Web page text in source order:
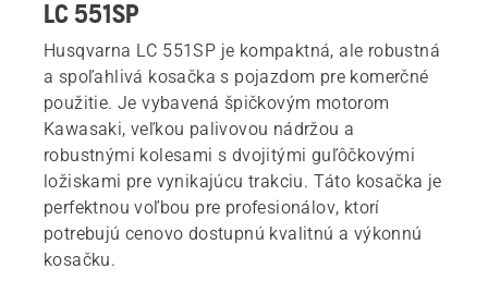
LC 551SP
Husqvarna LC 551SP je kompaktná, ale robustná
a spoľahlivá kosačka s pojazdom pre komerčné
použitie. Je vybavená špičkovým motorom
Kawasaki, veľkou palivovou nádržou a
robustnými kolesami s dvojitými guľôčkovými
ložiskami pre vynikajúcu trakciu. Táto kosačka je
perfektnou voľbou pre profesionálov, ktorí
potrebujú cenovo dostupnú kvalitnú a výkonnú
kosačku.